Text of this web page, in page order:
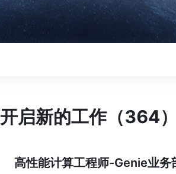
开启新的工作（364）
高性能计算工程师-Genie业务